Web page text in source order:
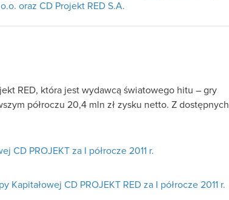
oraz CD Projekt RED S.A.
RED, która jest wydawcą światowego hitu – gry
półroczu 20,4 mln zł zysku netto. Z dostępnych
CD PROJEKT za I półrocze 2011 r.
Kapitałowej CD PROJEKT RED za I półrocze 2011 r.